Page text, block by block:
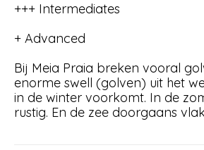
+++ Intermediates
+ Advanced
Bij Meia Praia breken vooral
enorme swell (golven) uit het
in de winter voorkomt. In de
rustig. En de zee doorgaans